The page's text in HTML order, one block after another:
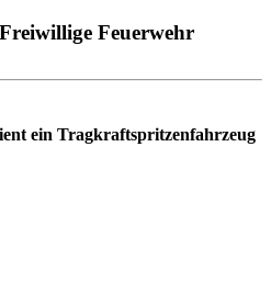
Feuerwehr
ein Tragkraftspritzenfahrzeug